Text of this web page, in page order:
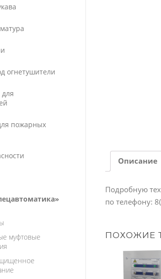
Описание
Подробную
по телефону:
ПОХОЖИЕ
огнетушители
пожарных
муфтовые